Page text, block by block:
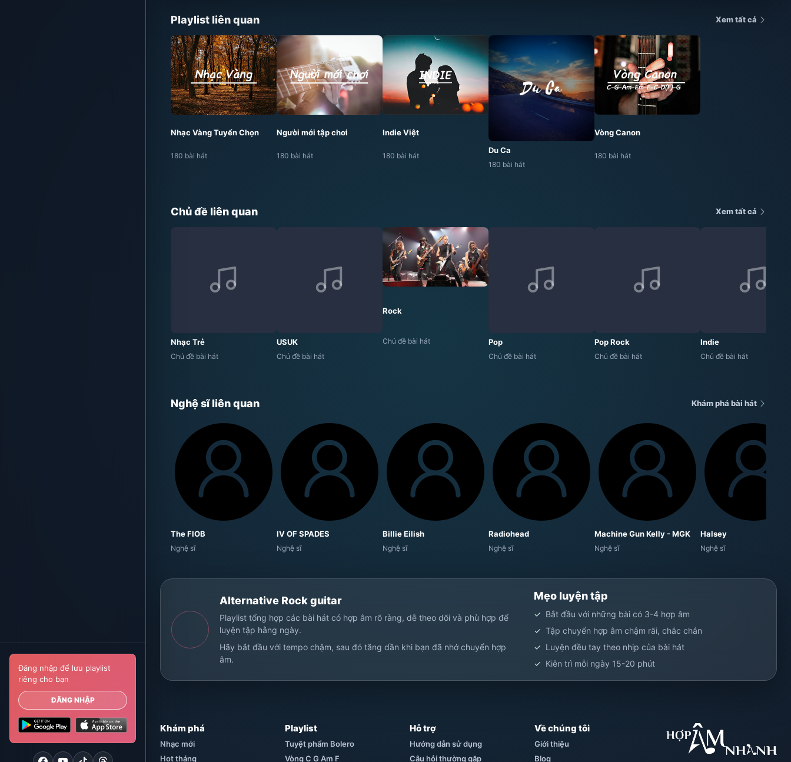
Đăng nhập để lưu playlist
riêng cho bạn
ĐĂNG NHẬP
Playlist liên quan Xem tất cả
Nhạc Vàng Tuyển Chọn
180 bài hát
Người mới tập chơi
180 bài hát
Indie Việt
180 bài hát
Du Ca
180 bài hát
Vòng Canon
180 bài hát
Chủ đề liên quan Xem tất cả
Nhạc Trẻ
Chủ đề bài hát
USUK
Chủ đề bài hát
Rock
Chủ đề bài hát Pop
Chủ đề bài hát
Pop Rock
Chủ đề bài hát
Indie
Chủ đề bài hát
Nghệ sĩ liên quan Khám phá bài hát
The FlOB
Nghệ sĩ
IV OF SPADES
Nghệ sĩ
Billie Eilish
Nghệ sĩ
Radiohead
Nghệ sĩ
Machine Gun Kelly - MGK
Nghệ sĩ
Halsey
Nghệ sĩ
Alternative Rock guitar
Playlist tổng hợp các bài hát có hợp âm rõ ràng, dễ theo dõi và phù hợp để
luyện tập hằng ngày.
Hãy bắt đầu với tempo chậm, sau đó tăng dần khi bạn đã nhớ chuyển hợp
âm.
Mẹo luyện tập
Bắt đầu với những bài có 3-4 hợp âm
Tập chuyển hợp âm chậm rãi, chắc chắn
Luyện đều tay theo nhịp của bài hát
Kiên trì mỗi ngày 15-20 phút
Khám phá
Nhạc mới
Hot tháng
Playlist
Tuyệt phẩm Bolero
Vòng C G Am F
Hỗ trợ
Hướng dẫn sử dụng
Câu hỏi thường gặp
Về chúng tôi
Giới thiệu
Blog